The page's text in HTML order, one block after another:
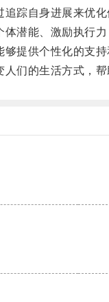
踪自身进展来优化
能、激励执行力
提供个性化的支持
的生活方式，帮